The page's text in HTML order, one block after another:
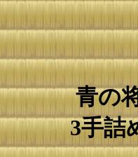
青の
3手詰